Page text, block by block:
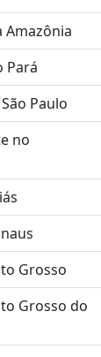
Amazônia
Pará
Paulo
no
Grosso
Grosso do